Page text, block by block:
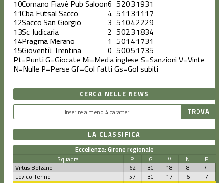
10Comano Fiavé Pub Saloon6 52031931
11Cba Futsal Sacco 4 511 31117
12Sacco San Giorgio 3 51042229
13Sc Judicaria 2 50231834
14Pragma Merano 1 501 41731
15Gioventù Trentina 0 50051735
Pt=Punti G=Giocate Mi=Media inglese S=Sanzioni V=Vinte
N=Nulle P=Perse Gf=Gol fatti Gs=Gol subiti
CERCA NELLE NEWS
LA CLASSIFICA
Eccellenza: Girone regionale
Squadra P G V N
P
Virtus Bolzano
62 30 18 8
4
Levico Terme
57 30 17 6
7